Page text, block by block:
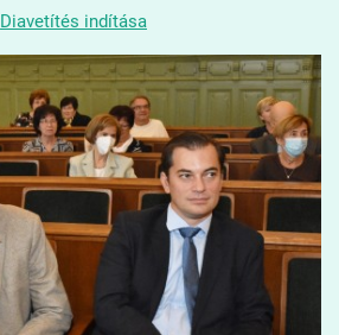
Diavetítés indítása